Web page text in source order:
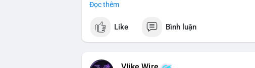
Penguins), AI (Hyperliquid) và ổn định (BSV) nổi
💬 DÒNG CHẢY TIN TỨC & TRUYỀN THÔNG:
lệnh kẹp, dự báo NVDA và Musk Starship 13.
Đọc thêm
Like Bình luận